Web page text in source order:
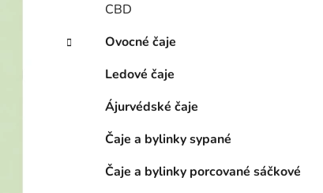
CBD
Ovocné čaje
Ledové čaje
Ájurvédské čaje
Čaje a bylinky sypané
Čaje a bylinky porcované sáčkové